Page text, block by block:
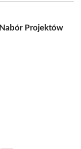
Projektów